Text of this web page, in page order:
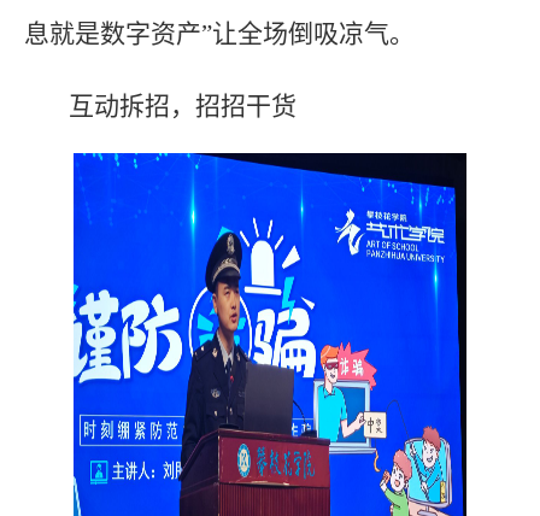
息就是数字资产”让全场倒吸凉气。
互动拆招，招招干货